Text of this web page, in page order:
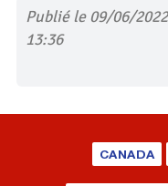
Publié le 09/06/
13:36
CANADA